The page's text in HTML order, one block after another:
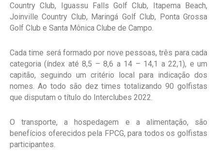
Country Club, Iguassu Falls Golf Club, Itapema Beach,
Joinville Country Club, Maringá Golf Club, Ponta Grossa
Golf Club e Santa Mônica Clube de Campo.
Cada time será formado por nove pessoas, três para cada
categoria (índex até 8,5 – 8,6 a 14 – 14,1 a 22,1), e um
capitão, seguindo um critério local para indicação dos
nomes. Ao todo são dez times totalizando 90 golfistas
que disputam o título do Interclubes 2022.
O transporte, a hospedagem e a alimentação, são
benefícios oferecidos pela FPCG, para todos os golfistas
participantes.